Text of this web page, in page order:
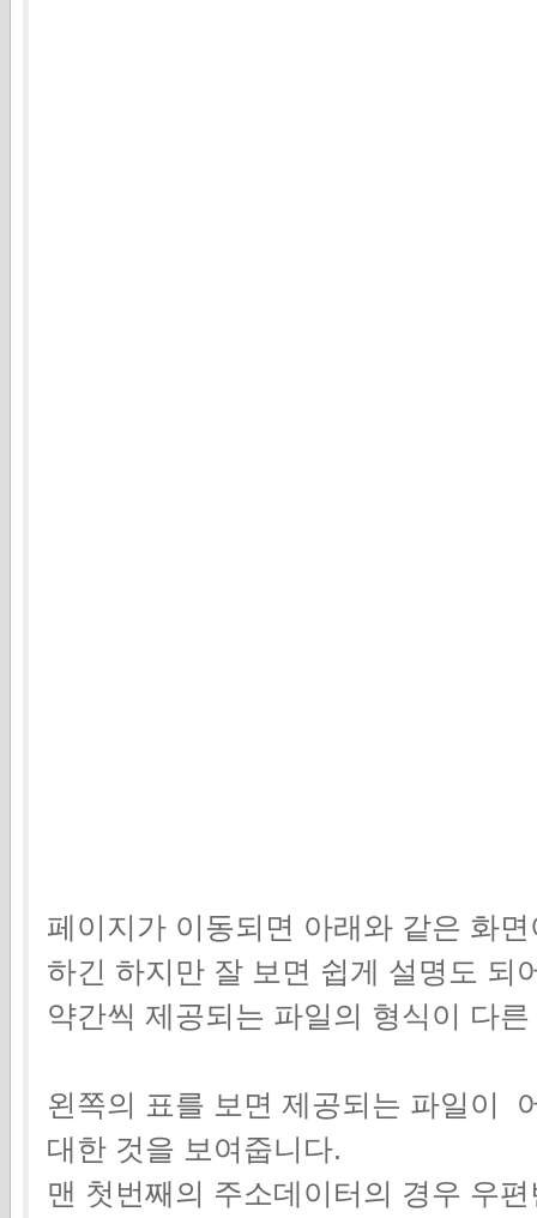
페이지가 이동되면 아래와 같은 화
하긴 하지만 잘 보면 쉽게 설명도 되
약간씩 제공되는 파일의 형식이 다
왼쪽의 표를 보면 제공되는 파일이
대한 것을 보여줍니다.
맨 첫번째의 주소데이터의 경우 우